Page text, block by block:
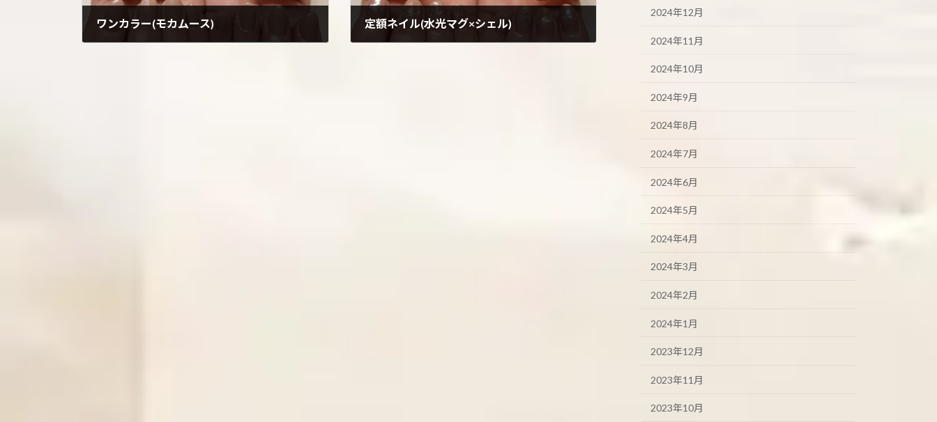
ワンカラー(モカムース) 定額ネイル(水光マグ×シェル)
2024年12月
2024年11月
2024年10月
2024年9月
2024年8月
2024年7月
2024年6月
2024年5月
2024年4月
2024年3月
2024年2月
2024年1月
2023年12月
2023年11月
2023年10月